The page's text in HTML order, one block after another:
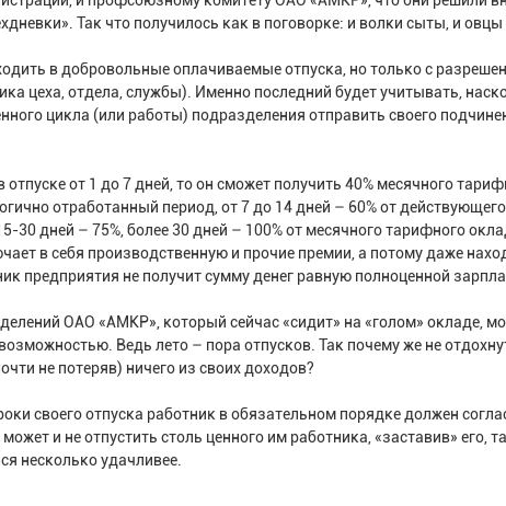
Так что получилось как в поговорке: и волки сыты, и овцы
в добровольные оплачиваемые отпуска, но только с
цеха, отдела, службы). Именно последний будет учитывать,
цикла (или работы) подразделения отправить своего
от 1 до 7 дней, то он сможет получить 40% месячного
отработанный период, от 7 до 14 дней – 60% от
дней – 75%, более 30 дней – 100% от месячного тарифного
в себя производственную и прочие премии, а потому даже
предприятия не получит сумму денег равную полноценной
ОАО «АМКР», который сейчас «сидит» на «голом» окладе,
Ведь лето – пора отпусков. Так почему же не
не потеряв) ничего из своих доходов?
своего отпуска работник в обязательном порядке должен
и не отпустить столь ценного им работника, «заставив» его,
несколько удачливее.